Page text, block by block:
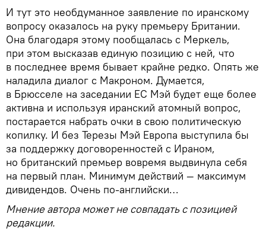
И тут это необдуманное заявление по иранскому
вопросу оказалось на руку премьеру Британии.
Она благодаря этому пообщалась с Меркель,
при этом высказав единую позицию с ней, что
в последнее время бывает крайне редко. Опять же
наладила диалог с Макроном. Думается,
в Брюсселе на заседании ЕС Мэй будет еще более
активна и используя иранский атомный вопрос,
постарается набрать очки в свою политическую
копилку. И без Терезы Мэй Европа выступила бы
за поддержку договоренностей с Ираном,
но британский премьер вовремя выдвинула себя
на первый план. Минимум действий — максимум
дивидендов. Очень по-английски…
Мнение автора может не совпадать с позицией
редакции.